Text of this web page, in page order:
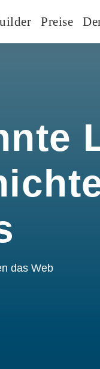
Preise
das Web